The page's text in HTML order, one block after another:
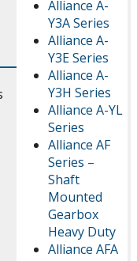
Alliance A-
Y3A Series
Alliance A-
Y3E Series
Alliance A-
Y3H Series
Alliance A-YL
Series
Alliance AF
Series –
Shaft
Mounted
Gearbox
Heavy Duty
Alliance AFA